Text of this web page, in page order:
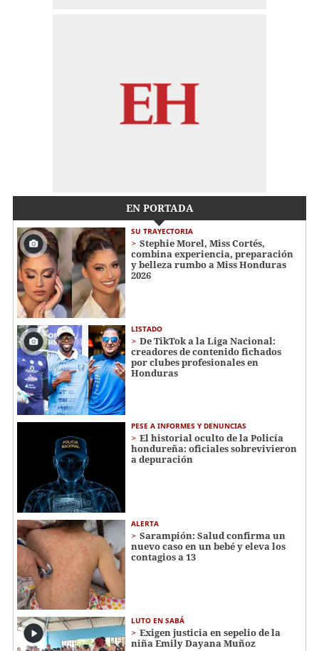
EN PORTADA
SU TRAYECTORIA
Stephie Morel, Miss Cortés,
combina experiencia, preparación
y belleza rumbo a Miss Honduras
2026
LISTADO
De TikTok a la Liga Nacional:
creadores de contenido fichados
por clubes profesionales en
Honduras
PESE A INFORMES Y DENUNCIAS
El historial oculto de la Policía
hondureña: oficiales sobrevivieron
a depuración
ALERTA
Sarampión: Salud confirma un
nuevo caso en un bebé y eleva los
contagios a 13
LUTO EN SABÁ
Exigen justicia en sepelio de la
niña Emily Dayana Muñoz